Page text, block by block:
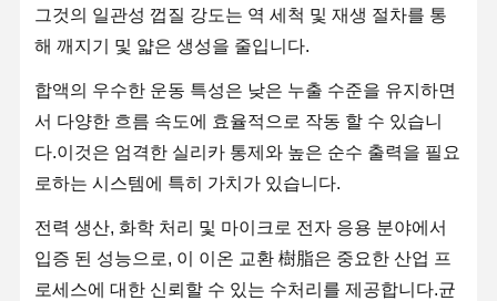
사건 견적 요청
실험실 초순수 시스템
초순수 기계
그것의 일관성 껍질 강도는 역 세척 및 재생 절차를 통
해 깨지기 및 얇은 생성을 줄입니다.
합액의 우수한 운동 특성은 낮은 누출 수준을 유지하면
서 다양한 흐름 속도에 효율적으로 작동 할 수 있습니
다.이것은 엄격한 실리카 통제와 높은 순수 출력을 필요
로하는 시스템에 특히 가치가 있습니다.
전력 생산, 화학 처리 및 마이크로 전자 응용 분야에서
입증 된 성능으로, 이 이온 교환 樹脂은 중요한 산업 프
로세스에 대한 신뢰할 수 있는 수처리를 제공합니다.균